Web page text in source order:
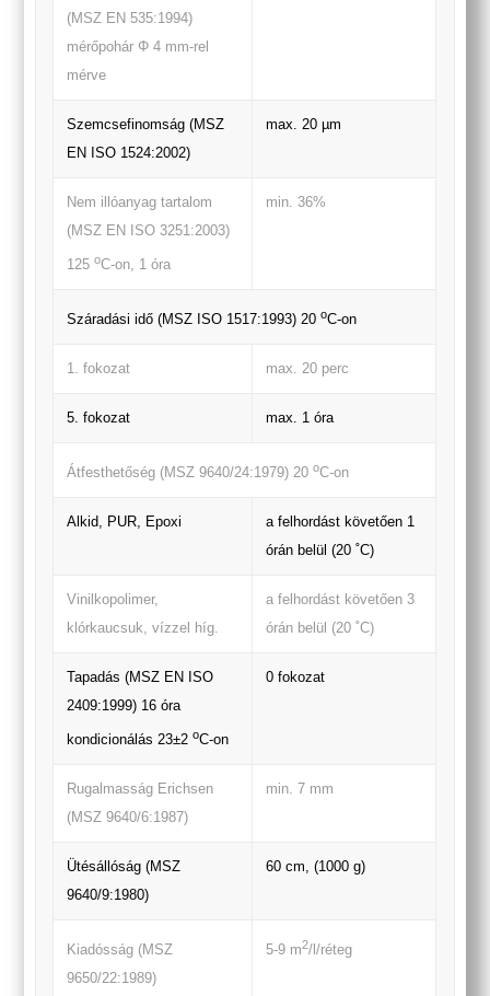
(MSZ EN 535:1994)
mérőpohár Φ 4 mm-rel
mérve
Szemcsefinomság (MSZ
EN ISO 1524:2002)
max. 20 µm
Nem illóanyag tartalom
(MSZ EN ISO 3251:2003)
125oC-on, 1 óra
min. 36%
Száradási idő (MSZ ISO 1517:1993) 20oC-on
1. fokozat max. 20 perc
5. fokozat max. 1 óra
Átfesthetőség (MSZ 9640/24:1979) 20oC-on
Alkid, PUR, Epoxi
a felhordást követően 1
órán belül (20 ˚C)
Vinilkopolimer,
klórkaucsuk, vízzel híg.
a felhordást követően 3
órán belül (20 ˚C)
Tapadás (MSZ EN ISO
2409:1999) 16 óra
kondicionálás 23±2oC-on
0 fokozat
Rugalmasság Erichsen
(MSZ 9640/6:1987)
min. 7 mm
Ütésállóság (MSZ
9640/9:1980)
60 cm, (1000 g)
Kiadósság (MSZ
9650/22:1989)
5-9 m2/l/réteg